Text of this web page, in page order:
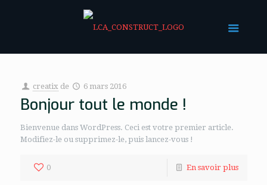
creatix de 6 mars 2016
Bonjour tout le monde !
Bienvenue dans WordPress. Ceci est votre premier article.
Modifiez-le ou supprimez-le, puis lancez-vous !
0 En savoir plus